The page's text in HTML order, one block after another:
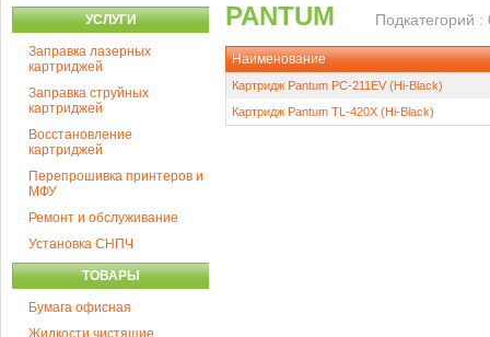
УСЛУГИ
Заправка лазерных
картриджей
Заправка струйных
картриджей
Восстановление
картриджей
Перепрошивка принтеров и
МФУ
Ремонт и обслуживание
Установка СНПЧ
ТОВАРЫ
Бумага офисная
Жидкости чистящие
PANTUM Подкатегорий :
Наименование
Картридж Pantum PC-211EV (Hi-Black)
Картридж Pantum TL-420X (Hi-Black)